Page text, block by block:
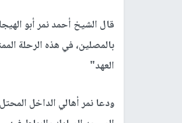
قال الشيخ أحمد نمر أبو
بالمصلين، في هذه الرحلة
العهد"
ودعا نمر أهالي الداخل